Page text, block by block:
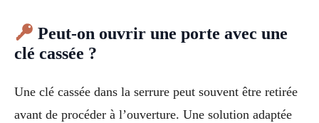
Peut-on ouvrir une porte avec une
clé cassée ?
Une clé cassée dans la serrure peut souvent être retirée
avant de procéder à l’ouverture. Une solution adaptée